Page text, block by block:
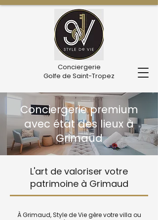
Conciergerie
Golfe de Saint-Tropez
Conciergerie premium
avec état des lieux à
Grimaud
L'art de valoriser votre
patrimoine à Grimaud
À Grimaud, Style de Vie gère votre villa ou